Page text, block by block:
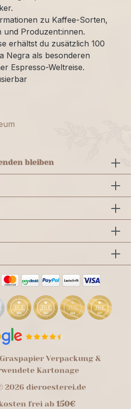
zu Kaffee-Sorten,
und Produzent:innen.
erhältst du zusätzlich 100
Negra als besonderen
Espresso-Weltreise.
bleiben
Verpackung &
Kartonage
2026 dieroesterei.de
frei ab 150€